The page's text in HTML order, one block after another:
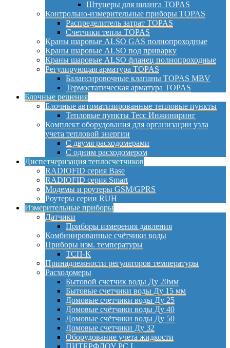
Штуцеры для шланга TOPAS
Контрольно-измерительные приборы TOPAS
Распределитель затрат TOPAS
Счетчики тепла TOPAS
Краны шаровые ALSO GAS полнопроходные
Краны шаровые ALSO под приварку
Краны шаровые ALSO фланец полнопроходные
Регулирующая арматура TOPAS
Балансировочные клапаны TOPAS MBV
Термостатическая арматура TOPAS
Блочные решения
Блочные автоматизированные тепловые пункты
Тепловые пункты Тесс Инжиниринг
Комплект оборудования для организации узла
учета тепловой энергии
С двумя расходомерами
С одним расходомером
Диспетчеризация теплосчетчиков
RADIOFID серия Base
RADIOFID серия Smart
Модемы и роутеры GSM/GPRS
Роутеры серии RUH
Измерительные приборы
Датчики
Приборы измерения давления
Комбинированные счётчики воды
Приборы изм. температуры
ТСП-К
Принадлежности регуляторов температуры
Расходомеры
Бытовой счетчик воды Ду 20мм
Бытовые счетчики воды Ду 15 мм
Домовые счетчики воды Ду 25
Домовые счётчики воды Ду 40
Домовые счётчики воды Ду 50
Домовые счетчики Ду 32
Оборудование учета жидкости
ПИТЕРФЛОУ РС L